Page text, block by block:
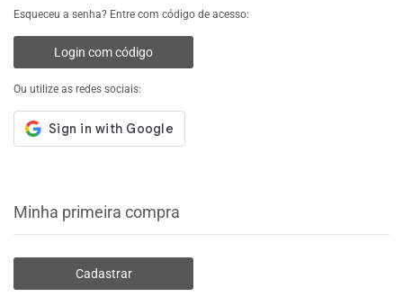
Esqueceu a senha? Entre com código de acesso:
Login com código
Ou utilize as redes sociais:
Minha primeira compra
Cadastrar